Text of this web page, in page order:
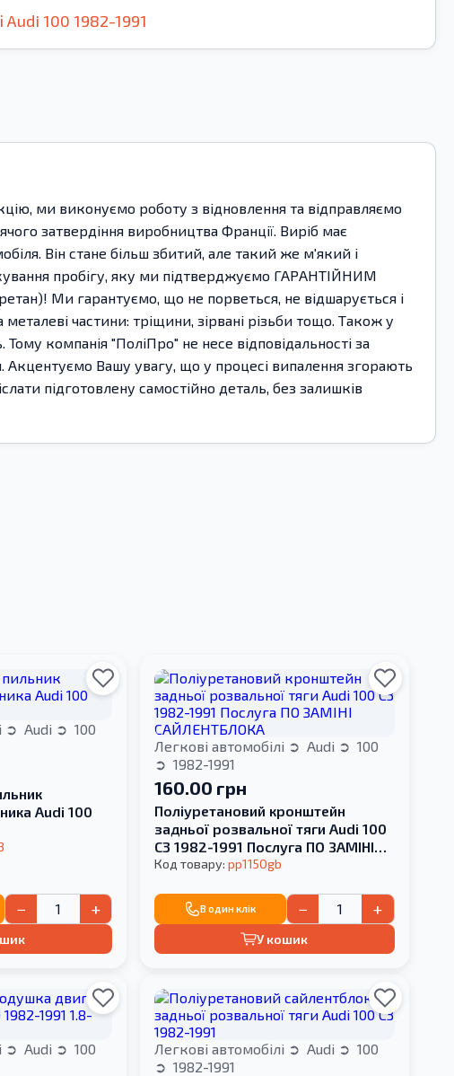
Audi 100 1982-1991
ми виконуємо роботу з відновлення та відправляємо
затвердіння виробництва Франції. Виріб має
Він стане більш збитий, але такий же м'який і
пробігу, яку ми підтверджуємо ГАРАНТІЙНИМ
Ми гарантуємо, що не порветься, не відшарується і
частини: тріщини, зірвані різьби тощо. Також у
компанія "ПоліПро" не несе відповідальності за
Акцентуємо Вашу увагу, що у процесі випалення згорають
підготовлену самостійно деталь, без залишків
Audi
100
Audi 100
− +
Легкові автомобілі Audi
100
1982-1991
160.00 грн
Поліуретановий кронштейн
задньої розвальної тяги Audi 100
С3 1982-1991 Послуга ПО ЗАМІНІ
САЙЛЕНТБЛОКА
Код товару: pp1150gb
В один клік − +
У кошик
Audi
100
Легкові автомобілі Audi
100
1982-1991